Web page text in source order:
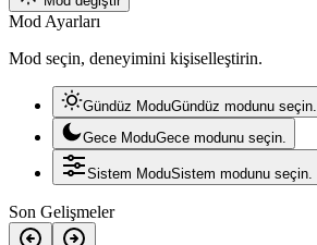
Mod Ayarları
Mod seçin, deneyimini kişiselleştirin.
Gündüz ModuGündüz modunu seçin.
Gece ModuGece modunu seçin.
Sistem ModuSistem modunu seçin.
Son Gelişmeler